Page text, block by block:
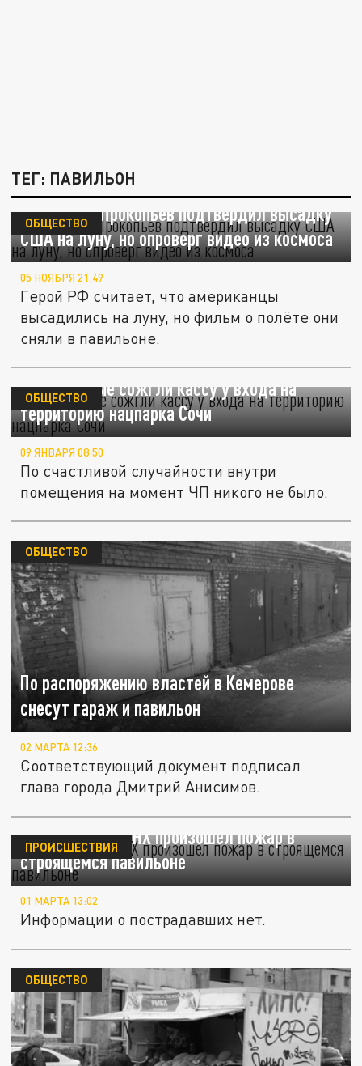
ТЕГ: ПАВИЛЬОН
Космонавт Прокопьев подтвердил высадку
США на луну, но опроверг видео из космоса
ОБЩЕСТВО
05 НОЯБРЯ 21:49
Герой РФ считает, что американцы
высадились на луну, но фильм о полёте они
сняли в павильоне.
Неизвестные сожгли кассу у входа на
территорию нацпарка Сочи
ОБЩЕСТВО
09 ЯНВАРЯ 08:50
По счастливой случайности внутри
помещения на момент ЧП никого не было.
По распоряжению властей в Кемерове
снесут гараж и павильон
ОБЩЕСТВО
02 МАРТА 12:36
Соответствующий документ подписал
глава города Дмитрий Анисимов.
В Москве на ВДНХ произошел пожар в
строящемся павильоне
ПРОИСШЕСТВИЯ
01 МАРТА 13:02
Информации о пострадавших нет.
ОБЩЕСТВО